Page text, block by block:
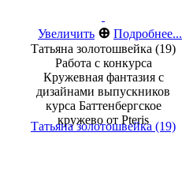
Увеличить ⊕ Подробнее...
Татьяна золотошвейка (19)
Работа с конкурса
Кружевная фантазия с
дизайнами выпускников
курса Баттенбергское
кружево от Pteris
Татьяна золотошвейка (19)